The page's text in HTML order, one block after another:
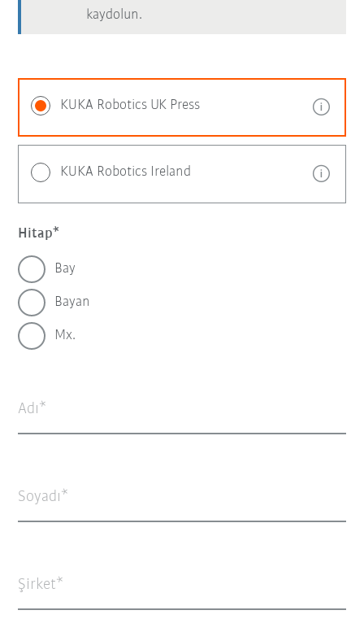
kaydolun.
KUKA Robotics UK Press
KUKA Robotics Ireland
Hitap
Bay
Bayan
Mx.
Adı
Soyadı
Şirket